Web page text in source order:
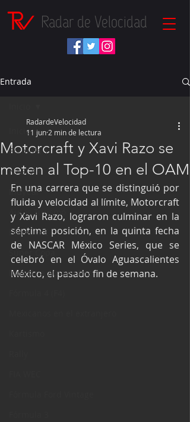
Radar de Velocidad
Entrada
Inicio
Fórmula 1
NASCAR
IndyCar
Autos Turismo
Fórmula E
Súper Copa
Industria Automotriz
Motorcraft y Xavi Razo se
meten al Top-10 en el OAM
RadardeVelocidad
11 jun 2 min de lectura
En una carrera que se distinguió por
fluida y velocidad al límite, Motorcraft
y Xavi Razo, lograron culminar en la
séptima posición, en la quinta fecha
de NASCAR México Series, que se
celebró en el Óvalo Aguascalientes
México, el pasado fin de semana.